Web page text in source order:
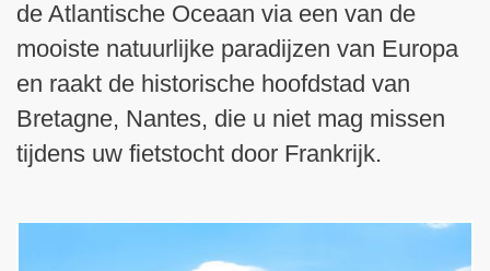
de Atlantische Oceaan via een van de
mooiste natuurlijke paradijzen van Europa
en raakt de historische hoofdstad van
Bretagne, Nantes, die u niet mag missen
tijdens uw fietstocht door Frankrijk.